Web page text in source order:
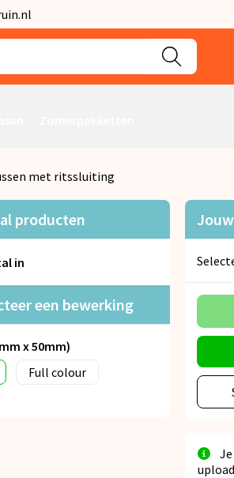
met ritssluiting
producten
in
een bewerking
x 50mm)
Full colour